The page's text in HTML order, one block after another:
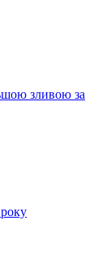
зливою за